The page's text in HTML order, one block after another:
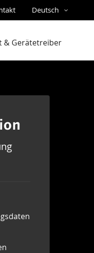
Sprache
Deutsch
& Gerätetreiber